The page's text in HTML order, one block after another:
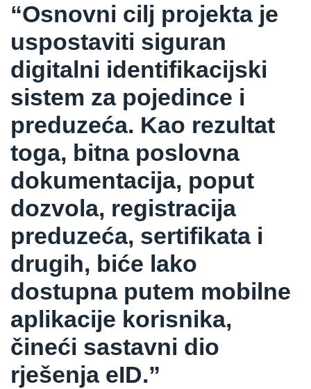
“Osnovni cilj projekta je
uspostaviti siguran
digitalni identifikacijski
sistem za pojedince i
preduzeća. Kao rezultat
toga, bitna poslovna
dokumentacija, poput
dozvola, registracija
preduzeća, sertifikata i
drugih, biće lako
dostupna putem mobilne
aplikacije korisnika,
čineći sastavni dio
rješenja eID.”